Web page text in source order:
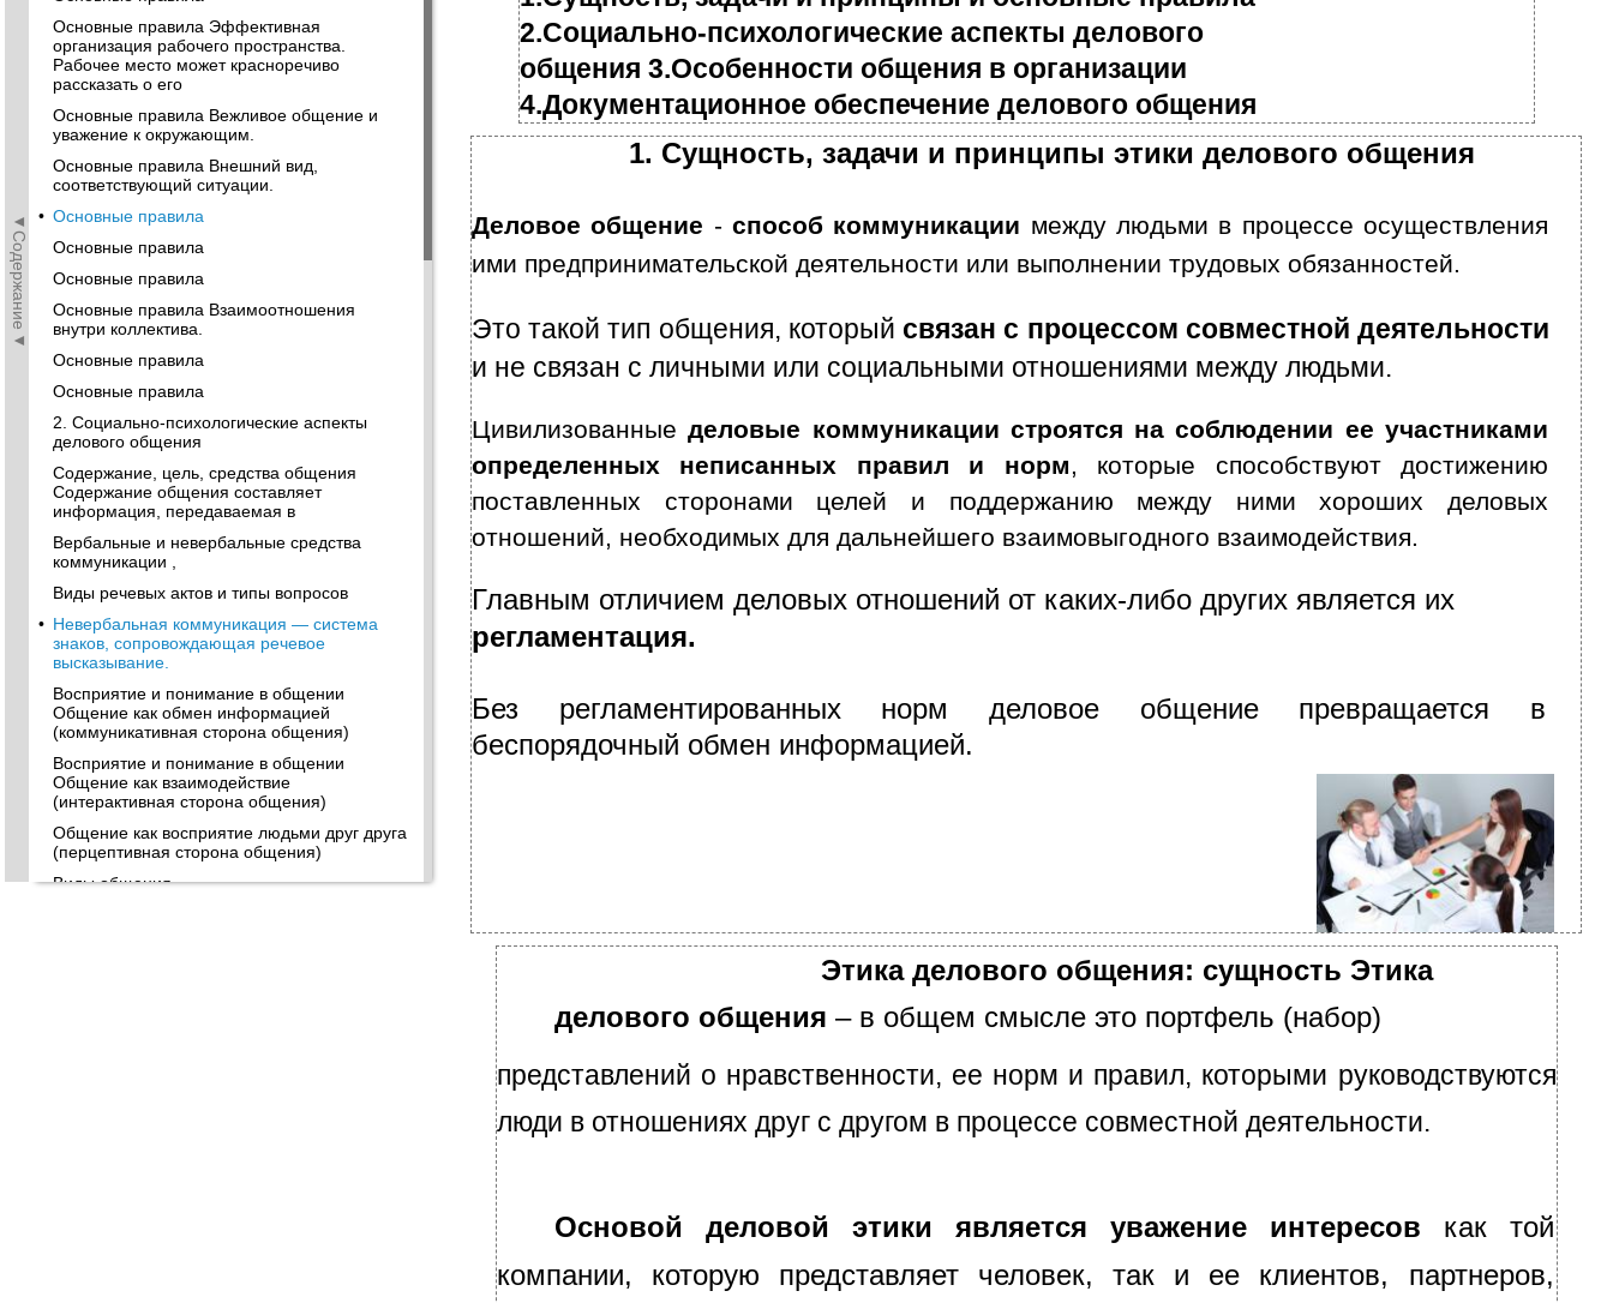
◄Содержание◄
Основные правила Эффективная
организация рабочего пространства.
Рабочее место может красноречиво
рассказать о его
Основные правила Вежливое общение и
уважение к окружающим.
Основные правила Внешний вид,
соответствующий ситуации.
• Основные правила
Основные правила
Основные правила
Основные правила Взаимоотношения
внутри коллектива.
Основные правила
Основные правила
2. Социально-психологические аспекты
делового общения
Содержание, цель, средства общения
Содержание общения составляет
информация, передаваемая в
Вербальные и невербальные средства
коммуникации ,
Виды речевых актов и типы вопросов
• Невербальная коммуникация — система
знаков, сопровождающая­ речевое
высказывание.
Восприятие и понимание в общении
Общение как обмен информацией
(коммуникативная сторона общения)
Восприятие и понимание в общении
Общение как взаимодействие
(интерактивная сторона общения)
Общение как восприятие людьми друг друга
(перцептивная сторона общения)
Виды общения
2.Социально-психологические аспекты делового
общения 3.Особенности общения в организации
4.Документационное обеспечение делового общения
1. Сущность, задачи и принципы этики делового общения
Деловое общение -способ коммуникации между людьми в процессе осуществления
ими предпринимательской деятельности или выполнении трудовых обязанностей.
Это такой тип общения, который связан с процессом совместной деятельности
и не связан с личными или социальными отношениями между людьми.
Цивилизованныеделовые коммуникации строятся на соблюдении ее участниками
определенных неписанных правил и норм, которые способствуют достижению
поставленных сторонами целей и поддержанию между ними хороших деловых
отношений, необходимых для дальнейшего взаимовыгодного взаимодействия.
Главным отличием деловых отношений от каких-либо других является их
регламентация.
Без регламентированных норм деловое общение превращается в
беспорядочный обмен информацией.
Этика делового общения: сущность Этика
делового общения – в общем смысле это портфель (набор)
представлений о нравственности, ее норм и правил, которыми руководствуются
люди в отношениях друг с другом в процессе совместной деятельности.
Основой деловой этики является уважение интересов как той
компании, которую представляет человек, так и ее клиентов, партнеров,